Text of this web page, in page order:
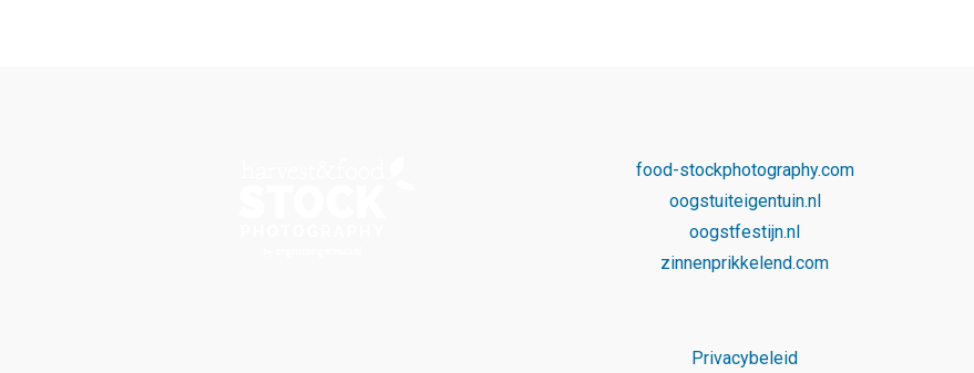
food-stockphotography.com
oogstuiteigentuin.nl
oogstfestijn.nl
zinnenprikkelend.com
Privacybeleid